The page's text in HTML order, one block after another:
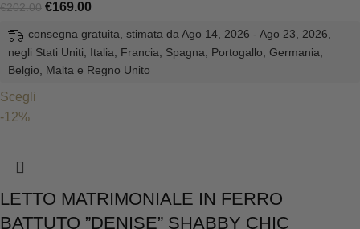
€202.00 €169.00
consegna gratuita, stimata da Ago 14, 2026 - Ago 23, 2026,
negli Stati Uniti, Italia, Francia, Spagna, Portogallo, Germania,
Belgio, Malta e Regno Unito
Scegli
-12%
LETTO MATRIMONIALE IN FERRO
BATTUTO ”DENISE” SHABBY CHIC